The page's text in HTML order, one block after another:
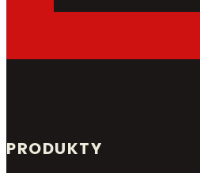
PRODUKTY